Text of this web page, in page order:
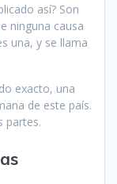
así? Son
ninguna causa
una, y se llama
exacto, una
de este país.
partes.